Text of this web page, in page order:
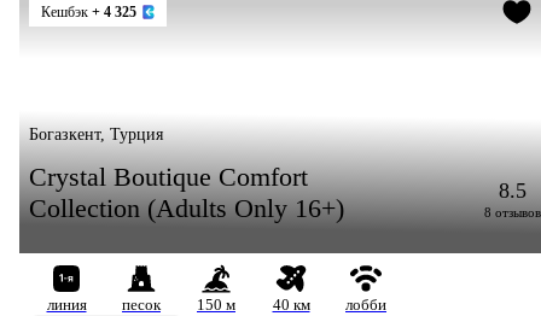
Кешбэк + 4 325
Богазкент, Турция
Crystal Boutique Comfort
Collection (Adults Only 16+)
8.5
8 отзывов
линия песок 150 м 40 км
лобби